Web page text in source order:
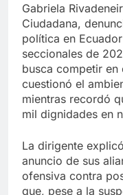
Gabriela
Ciudadana,
política en
seccionales de
busca competir en
cuestionó el
mientras recordó
mil dignidades en
La dirigente
anuncio de sus
ofensiva contra
que, pese a la